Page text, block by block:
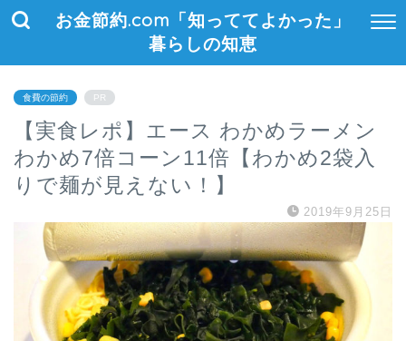
お金節約.com「知っててよかった」
暮らしの知恵
食費の節約 PR
【実食レポ】エース わかめラーメン
わかめ7倍コーン11倍【わかめ2袋入
りで麺が見えない！】
2019年9月25日